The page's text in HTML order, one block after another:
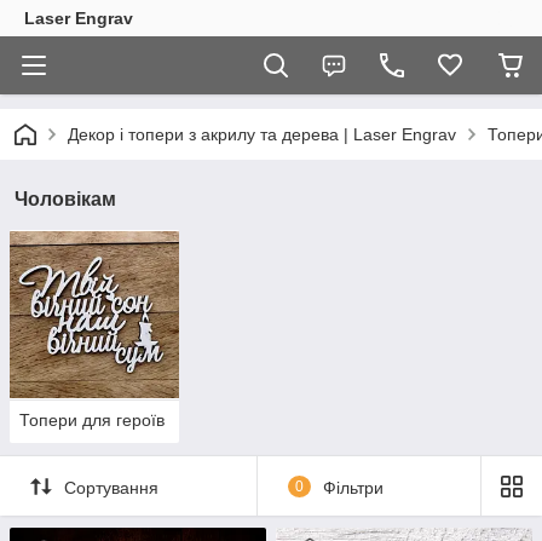
Laser Engrav
Декор і топери з акрилу та дерева | Laser Engrav
Чоловікам
Топери для героїв
Сортування 0 Фільтри